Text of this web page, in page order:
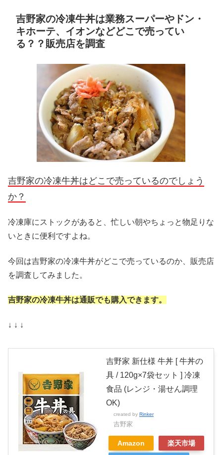
吉野家の冷凍牛丼は業務スーパーやドン・
キホーテ、イオンなどどこで売ってい
る？？販売店を調査
吉野家の冷凍牛丼はどこで売っているのでしょう
か？
冷凍庫にストックがあると、忙しい朝やちょっと物足りな
いときに便利ですよね。
今回は吉野家の冷凍牛丼がどこで売っているのか、販売店
を調査してみました。
吉野家の冷凍牛丼は通販でも購入できます。
↓ ↓ ↓
吉野家 新仕様 牛丼 [ 牛丼の
具 / 120g×7袋セット ] 冷凍
食品 (レンジ・湯せん調理
OK)
created by Rinker
吉野家
Amazon 楽天市場